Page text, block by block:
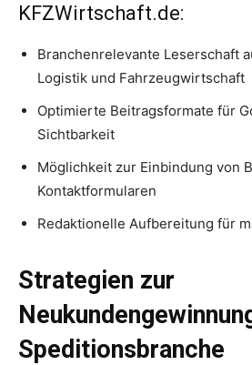
KFZWirtschaft.de:
Branchenrelevante Leserschaft
Logistik und Fahrzeugwirtschaft
Optimierte Beitragsformate für
Sichtbarkeit
Möglichkeit zur Einbindung von
Kontaktformularen
Redaktionelle Aufbereitung für
Strategien zur
Speditionsbranche